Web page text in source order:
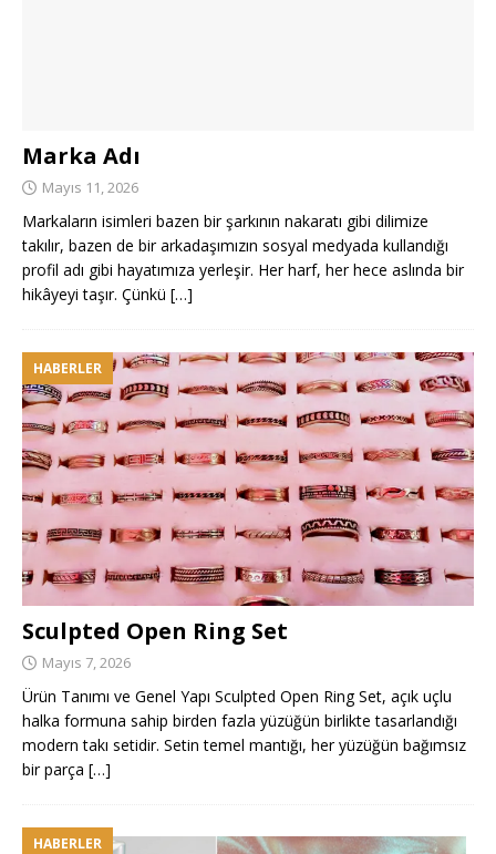
Marka Adı
Mayıs 11, 2026
Markaların isimleri bazen bir şarkının nakaratı gibi dilimize
takılır, bazen de bir arkadaşımızın sosyal medyada kullandığı
profil adı gibi hayatımıza yerleşir. Her harf, her hece aslında bir
hikâyeyi taşır. Çünkü […]
HABERLER
Sculpted Open Ring Set
Mayıs 7, 2026
Ürün Tanımı ve Genel Yapı Sculpted Open Ring Set, açık uçlu
halka formuna sahip birden fazla yüzüğün birlikte tasarlandığı
modern takı setidir. Setin temel mantığı, her yüzüğün bağımsız
bir parça […]
HABERLER